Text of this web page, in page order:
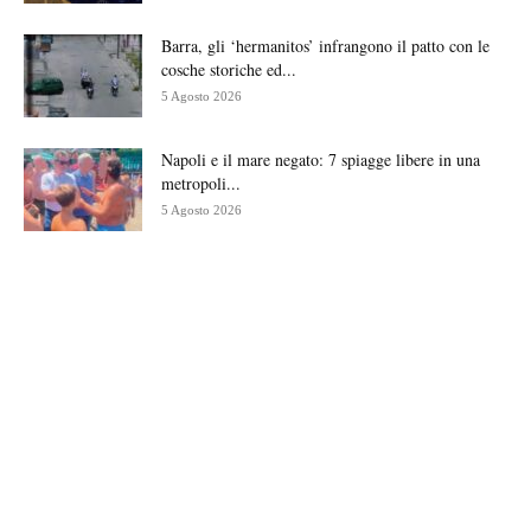
Barra, gli ‘hermanitos’ infrangono il patto con le
cosche storiche ed...
5 Agosto 2026
Napoli e il mare negato: 7 spiagge libere in una
metropoli...
5 Agosto 2026